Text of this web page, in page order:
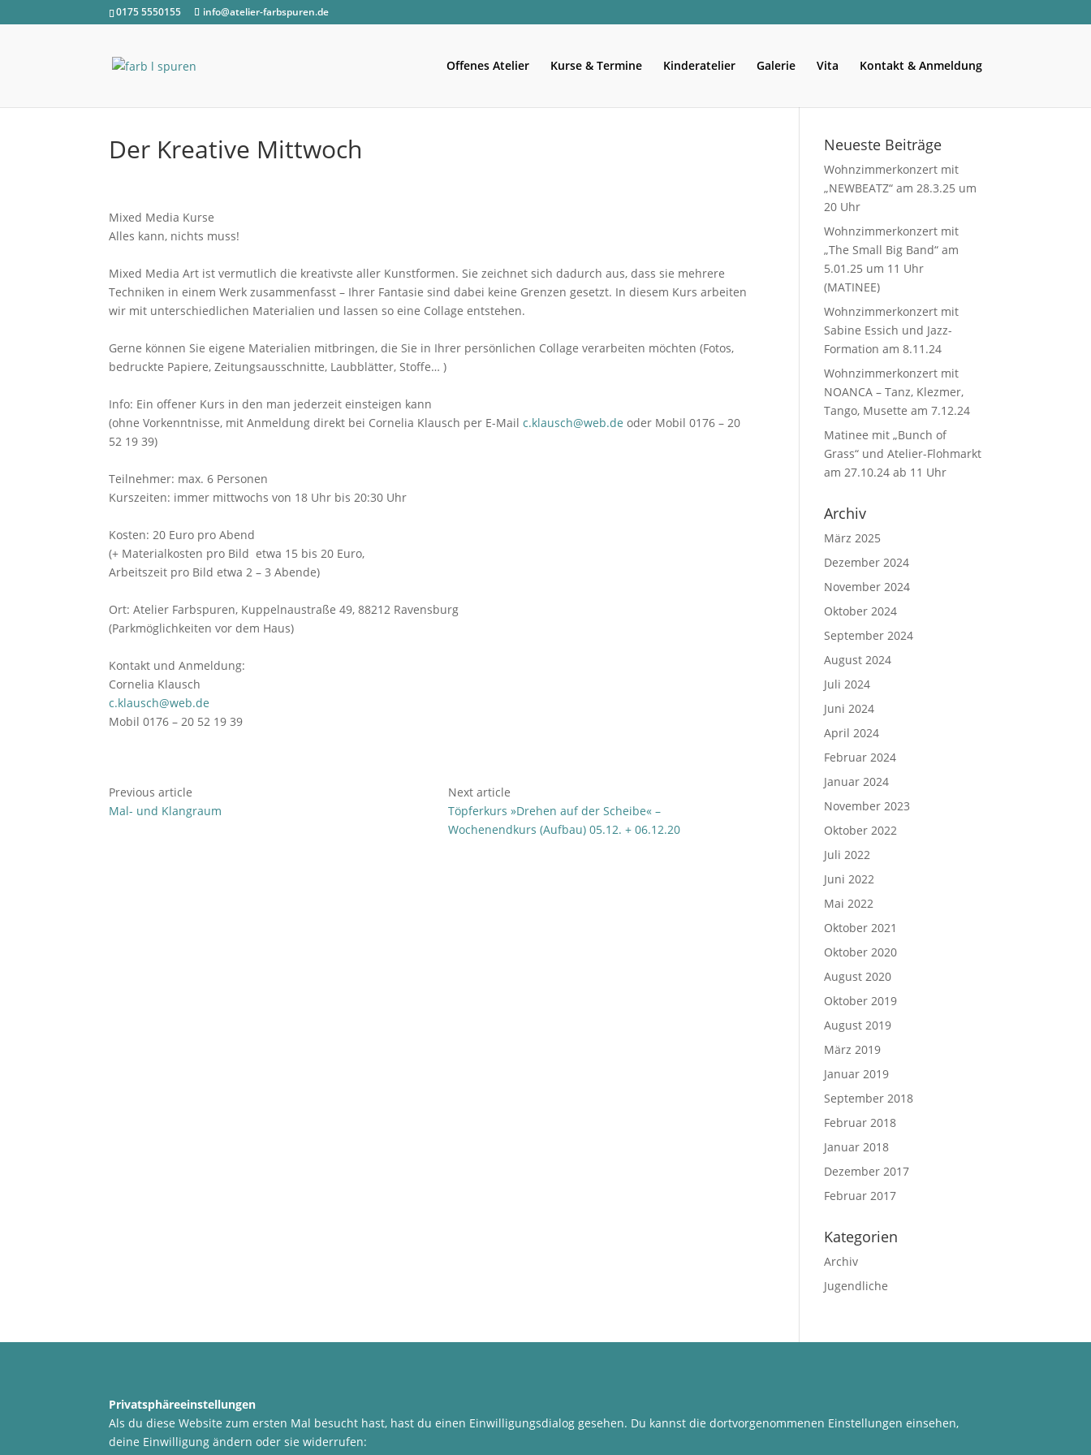
0175 5550155 info@atelier-farbspuren.de
Offenes Atelier Kurse & Termine Kinderatelier Galerie Vita Kontakt & Anmeldung
Der Kreative Mittwoch
Mixed Media Kurse
Alles kann, nichts muss!
Mixed Media Art ist vermutlich die kreativste aller Kunstformen. Sie zeichnet sich dadurch aus, dass sie mehrere
Techniken in einem Werk zusammenfasst – Ihrer Fantasie sind dabei keine Grenzen gesetzt. In diesem Kurs arbeiten
wir mit unterschiedlichen Materialien und lassen so eine Collage entstehen.
Gerne können Sie eigene Materialien mitbringen, die Sie in Ihrer persönlichen Collage verarbeiten möchten (Fotos,
bedruckte Papiere, Zeitungsausschnitte, Laubblätter, Stoffe… )
Info: Ein offener Kurs in den man jederzeit einsteigen kann
(ohne Vorkenntnisse, mit Anmeldung direkt bei Cornelia Klausch per E-Mailc.klausch@web.de oder Mobil 0176 – 20
52 19 39)
Teilnehmer: max. 6 Personen
Kurszeiten: immer mittwochs von 18 Uhr bis 20:30 Uhr
Kosten: 20 Euro pro Abend
(+ Materialkosten pro Bild etwa 15 bis 20 Euro,
Arbeitszeit pro Bild etwa 2 – 3 Abende)
Ort: Atelier Farbspuren, Kuppelnaustraße 49, 88212 Ravensburg
(Parkmöglichkeiten vor dem Haus)
Kontakt und Anmeldung:
Cornelia Klausch
c.klausch@web.de
Mobil 0176 – 20 52 19 39
Previous article
Mal- und Klangraum
Next article
Töpferkurs »Drehen auf der Scheibe« –
Wochenendkurs (Aufbau) 05.12. + 06.12.20
Neueste Beiträge
Wohnzimmerkonzert mit
„NEWBEATZ“ am 28.3.25 um
20 Uhr
Wohnzimmerkonzert mit
„The Small Big Band“ am
5.01.25 um 11 Uhr
(MATINEE)
Wohnzimmerkonzert mit
Sabine Essich und Jazz-
Formation am 8.11.24
Wohnzimmerkonzert mit
NOANCA – Tanz, Klezmer,
Tango, Musette am 7.12.24
Matinee mit „Bunch of
Grass“ und Atelier-Flohmarkt
am 27.10.24 ab 11 Uhr
Archiv
März 2025
Dezember 2024
November 2024
Oktober 2024
September 2024
August 2024
Juli 2024
Juni 2024
April 2024
Februar 2024
Januar 2024
November 2023
Oktober 2022
Juli 2022
Juni 2022
Mai 2022
Oktober 2021
Oktober 2020
August 2020
Oktober 2019
August 2019
März 2019
Januar 2019
September 2018
Februar 2018
Januar 2018
Dezember 2017
Februar 2017
Kategorien
Archiv
Jugendliche
Privatsphäreeinstellungen
Als du diese Website zum ersten Mal besucht hast, hast du einen Einwilligungsdialog gesehen. Du kannst die dortvorgenommenen Einstellungen einsehen,
deine Einwilligung ändern oder sie widerrufen: